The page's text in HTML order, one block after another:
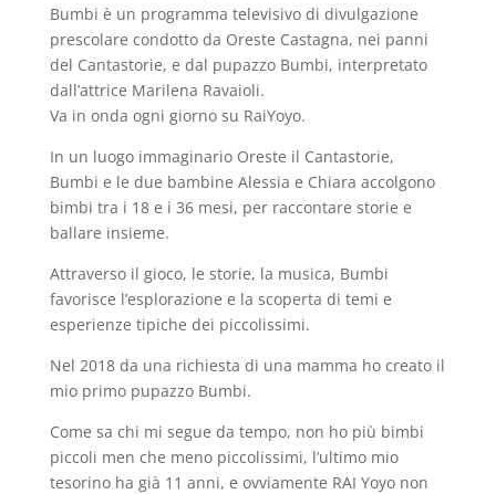
Bumbi è un programma televisivo di divulgazione
prescolare condotto da Oreste Castagna, nei panni
del Cantastorie, e dal pupazzo Bumbi, interpretato
dall’attrice Marilena Ravaioli.
Va in onda ogni giorno su RaiYoyo.
In un luogo immaginario Oreste il Cantastorie,
Bumbi e le due bambine Alessia e Chiara accolgono
bimbi tra i 18 e i 36 mesi, per raccontare storie e
ballare insieme.
Attraverso il gioco, le storie, la musica, Bumbi
favorisce l’esplorazione e la scoperta di temi e
esperienze tipiche dei piccolissimi.
Nel 2018 da una richiesta di una mamma ho creato il
mio primo pupazzo Bumbi.
Come sa chi mi segue da tempo, non ho più bimbi
piccoli men che meno piccolissimi, l’ultimo mio
tesorino ha già 11 anni, e ovviamente RAI Yoyo non